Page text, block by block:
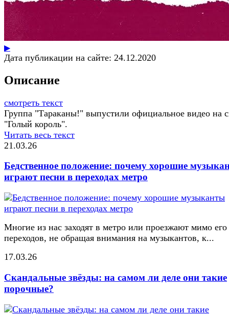
▶
Дата публикации на сайте: 24.12.2020
Описание
смотреть текст
Группа "Тараканы!" выпустили официальное видео на
"Голый король".
Читать весь текст
21.03.26
Бедственное положение: почему хорошие
играют песни в переходах метро
Многие из нас заходят в метро или проезжают мимо его
переходов, не обращая внимания на музыкантов, к...
17.03.26
Скандальные звёзды: на самом ли деле они такие
порочные?